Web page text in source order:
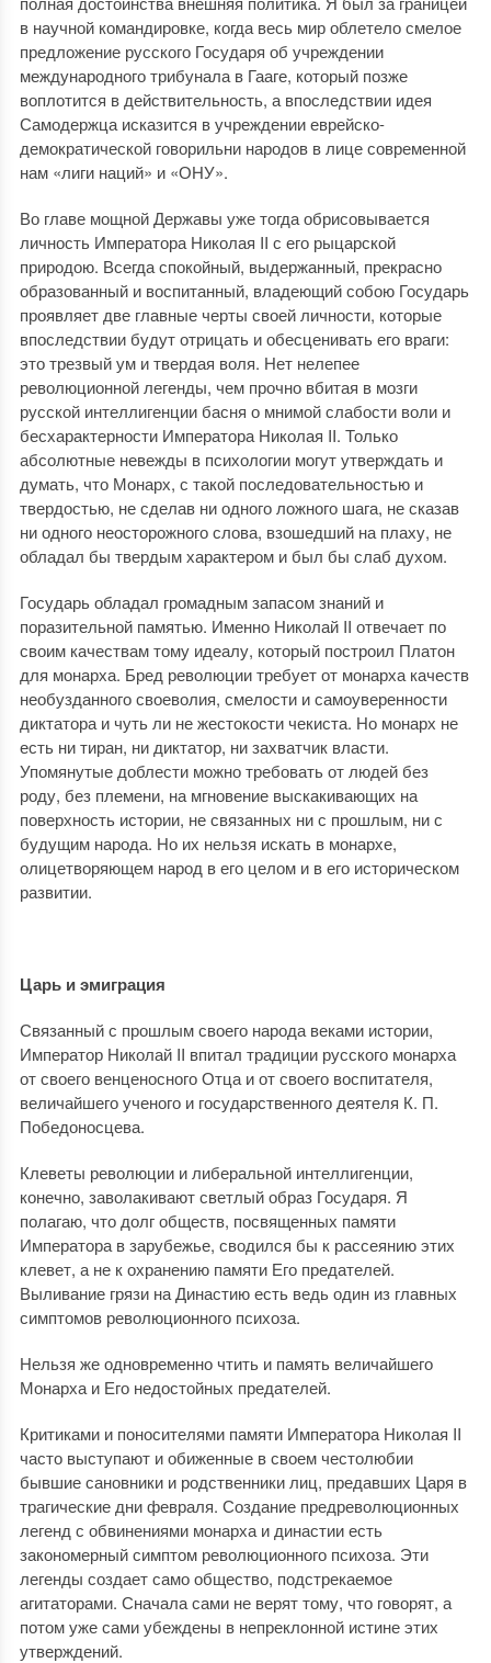
в научной командировке, когда весь мир облетело смелое
предложение русского Государя об учреждении
международного трибунала в Гааге, который позже
воплотится в действительность, а впоследствии идея
Самодержца исказится в учреждении еврейско-
демократической говорильни народов в лице современной
нам «лиги наций» и «ОНУ».
Во главе мощной Державы уже тогда обрисовывается
личность Императора Николая II с его рыцарской
природою. Всегда спокойный, выдержанный, прекрасно
образованный и воспитанный, владеющий собою Государь
проявляет две главные черты своей личности, которые
впоследствии будут отрицать и обесценивать его враги:
это трезвый ум и твердая воля. Нет нелепее
революционной легенды, чем прочно вбитая в мозги
русской интеллигенции басня о мнимой слабости воли и
бесхарактерности Императора Николая II. Только
абсолютные невежды в психологии могут утверждать и
думать, что Монарх, с такой последовательностью и
твердостью, не сделав ни одного ложного шага, не сказав
ни одного неосторожного слова, взошедший на плаху, не
обладал бы твердым характером и был бы слаб духом.
Государь обладал громадным запасом знаний и
поразительной памятью. Именно Николай II отвечает по
своим качествам тому идеалу, который построил Платон
для монарха. Бред революции требует от монарха качеств
необузданного своеволия, смелости и самоуверенности
диктатора и чуть ли не жестокости чекиста. Но монарх не
есть ни тиран, ни диктатор, ни захватчик власти.
Упомянутые доблести можно требовать от людей без
роду, без племени, на мгновение выскакивающих на
поверхность истории, не связанных ни с прошлым, ни с
будущим народа. Но их нельзя искать в монархе,
олицетворяющем народ в его целом и в его историческом
развитии.
Царь и эмиграция
Связанный с прошлым своего народа веками истории,
Император Николай II впитал традиции русского монарха
от своего венценосного Отца и от своего воспитателя,
величайшего ученого и государственного деятеля К. П.
Победоносцева.
Клеветы революции и либеральной интеллигенции,
конечно, заволакивают светлый образ Государя. Я
полагаю, что долг обществ, посвященных памяти
Императора в зарубежье, сводился бы к рассеянию этих
клевет, а не к охранению памяти Его предателей.
Выливание грязи на Династию есть ведь один из главных
симптомов революционного психоза.
Нельзя же одновременно чтить и память величайшего
Монарха и Его недостойных предателей.
Критиками и поносителями памяти Императора Николая II
часто выступают и обиженные в своем честолюбии
бывшие сановники и родственники лиц, предавших Царя в
трагические дни февраля. Создание предреволюционных
легенд с обвинениями монарха и династии есть
закономерный симптом революционного психоза. Эти
легенды создает само общество, подстрекаемое
агитаторами. Сначала сами не верят тому, что говорят, а
потом уже сами убеждены в непреклонной истине этих
утверждений.